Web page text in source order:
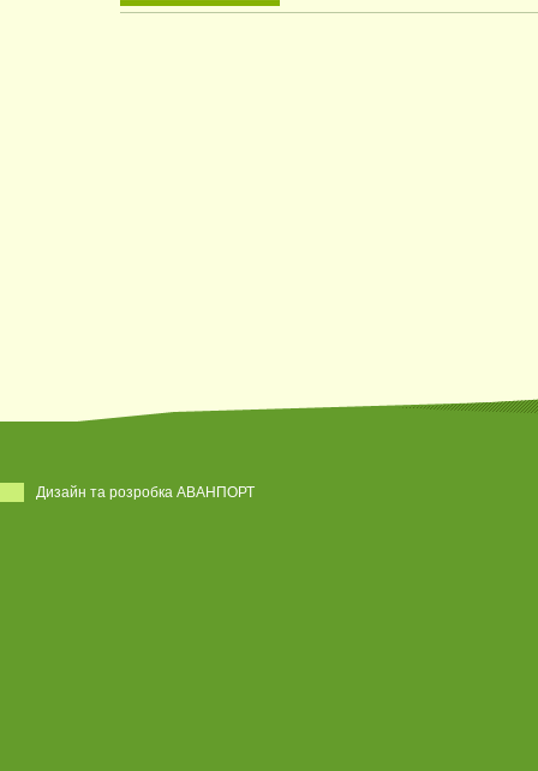
Дизайн та розробка АВАНПОРТ